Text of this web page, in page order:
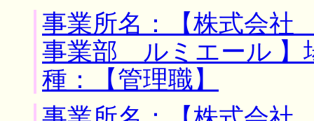
事業所名：【株式会
事業部 ルミエール 】
種：【管理職】